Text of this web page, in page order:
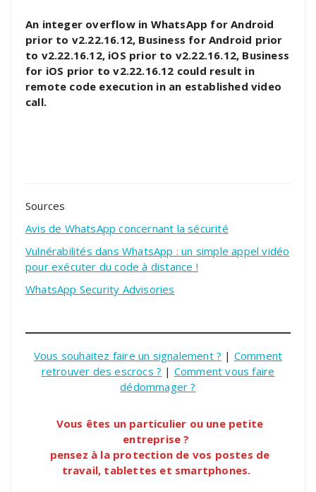
An integer overflow in WhatsApp for Android
prior to v2.22.16.12, Business for Android prior
to v2.22.16.12, iOS prior to v2.22.16.12, Business
for iOS prior to v2.22.16.12 could result in
remote code execution in an established video
call.
Sources
Avis de WhatsApp concernant la sécurité
Vulnérabilités dans WhatsApp : un simple appel vidéo
pour exécuter du code à distance !
WhatsApp Security Advisories
Vous souhaitez faire un signalement ? | Comment
retrouver des escrocs ? | Comment vous faire
dédommager ?
Vous êtes un particulier ou une petite
entreprise ?
pensez à la protection de vos postes de
travail, tablettes et smartphones.